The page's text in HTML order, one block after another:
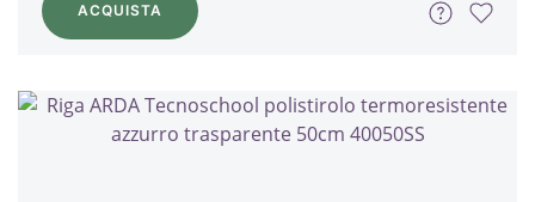
ACQUISTA